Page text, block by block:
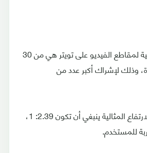
- المدة الزمنية المثالية لمقاطع الفيديو على تويتر هي من 30
وذلك لإشراك أكبر عدد من
- نسبة العرض إلى الارتفاع المثالية ينبغي أن تكون 2.39: 1،
للمستخدم.